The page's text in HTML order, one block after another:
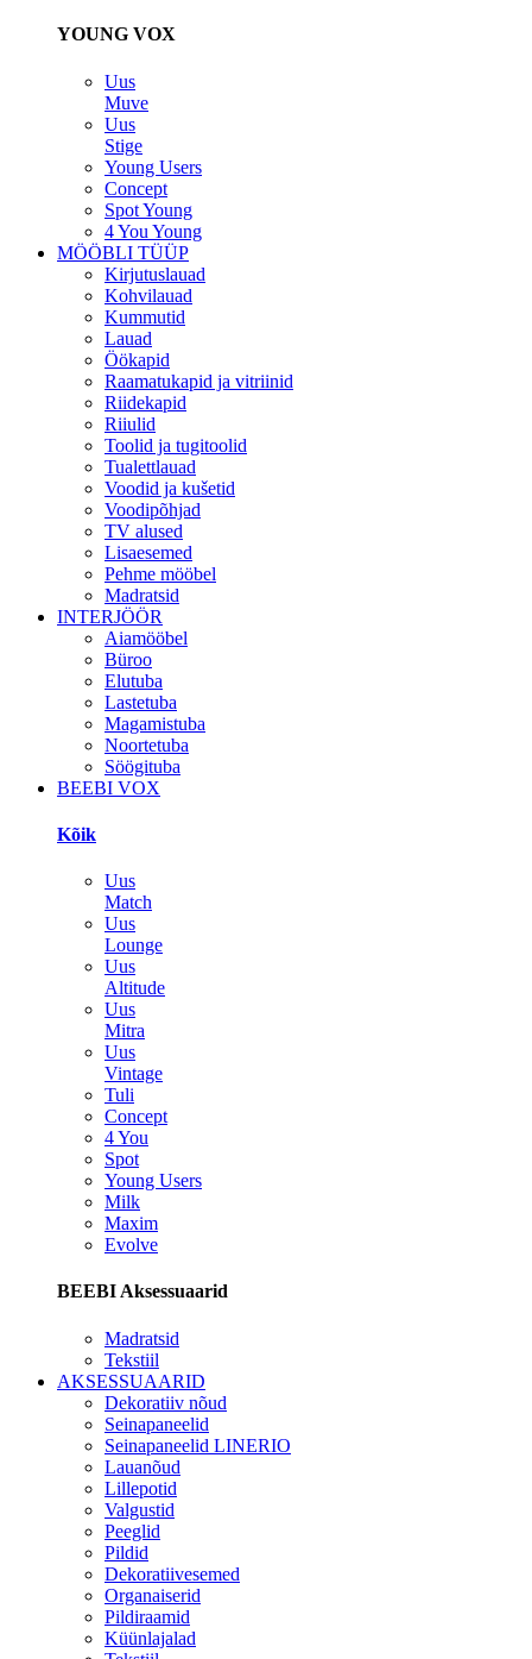
YOUNG VOX
Uus
Muve
Uus
Stige
Young Users
Concept
Spot Young
4 You Young
MÖÖBLI TÜÜP
Kirjutuslauad
Kohvilauad
Kummutid
Lauad
Öökapid
Raamatukapid ja vitriinid
Riidekapid
Riiulid
Toolid ja tugitoolid
Tualettlauad
Voodid ja kušetid
Voodipõhjad
TV alused
Lisaesemed
Pehme mööbel
Madratsid
INTERJÖÖR
Aiamööbel
Büroo
Elutuba
Lastetuba
Magamistuba
Noortetuba
Söögituba
BEEBI VOX
Kõik
Uus
Match
Uus
Lounge
Uus
Altitude
Uus
Mitra
Uus
Vintage
Tuli
Concept
4 You
Spot
Young Users
Milk
Maxim
Evolve
BEEBI Aksessuaarid
Madratsid
Tekstiil
AKSESSUAARID
Dekoratiiv nõud
Seinapaneelid
Seinapaneelid LINERIO
Lauanõud
Lillepotid
Valgustid
Peeglid
Pildid
Dekoratiivesemed
Organaiserid
Pildiraamid
Küünlajalad